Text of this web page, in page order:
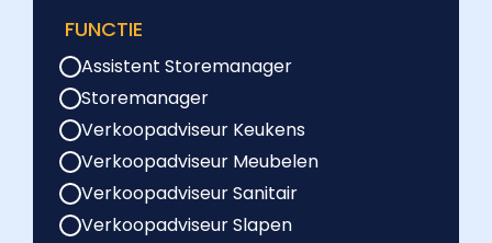
FUNCTIE
Assistent Storemanager
Storemanager
Verkoopadviseur Keukens
Verkoopadviseur Meubelen
Verkoopadviseur Sanitair
Verkoopadviseur Slapen